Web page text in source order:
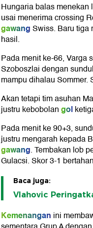
Hungaria balas
usai menerima crossing
gawangSwiss. Baru tiga
hasil.
Pada menit ke-66, Varga
Szoboszlai dengan
mampu dihalau Sommer.
Akan tetapi tim asuhan
justru kebobolangol
Pada menit ke 90+3,
justru mengarah kepada
gawang. Tembakan lob
Gulacsi. Skor 3-1
Baca juga:
Vlahovic
Kemenangan ini